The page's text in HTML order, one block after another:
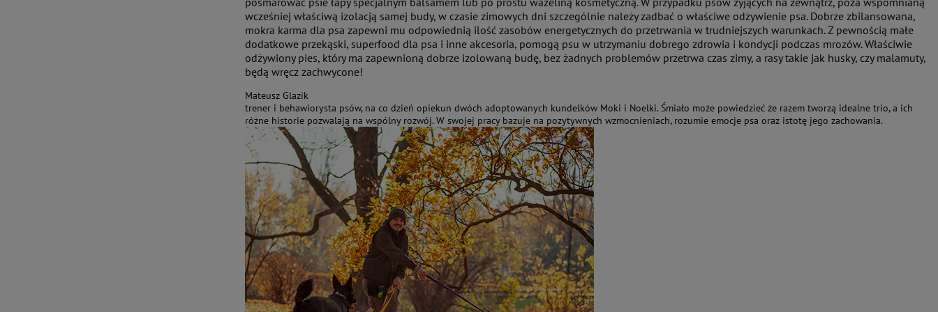
wcześniej właściwą izolacją samej budy, w czasie zimowych dni szczególnie należy zadbać o właściwe odżywienie psa. Dobrze zbilansowana,
mokra karma dla psa zapewni mu odpowiednią ilość zasobów energetycznych do przetrwania w trudniejszych warunkach. Z pewnością małe
dodatkowe przekąski, superfood dla psa i inne akcesoria, pomogą psu w utrzymaniu dobrego zdrowia i kondycji podczas mrozów. Właściwie
odżywiony pies, który ma zapewnioną dobrze izolowaną budę, bez żadnych problemów przetrwa czas zimy, a rasy takie jak husky, czy malamuty,
będą wręcz zachwycone!
Mateusz Glazik
trener i behawiorysta psów, na co dzień opiekun dwóch adoptowanych kundelków Moki i Noelki. Śmiało może powiedzieć że razem tworzą idealne trio, a ich
różne historie pozwalają na wspólny rozwój. W swojej pracy bazuje na pozytywnych wzmocnieniach, rozumie emocje psa oraz istotę jego zachowania.